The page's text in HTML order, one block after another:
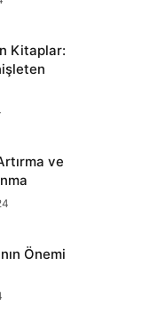
Kitaplar:
ve
Önemi